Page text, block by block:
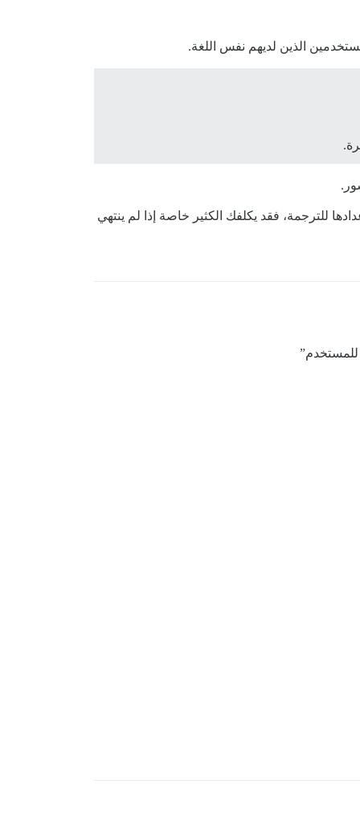
الذين لديهم نفس اللغة.
للترجمة، فقد يكلفك الكثير خاصة إذا لم ينتهي
للمستخدم”